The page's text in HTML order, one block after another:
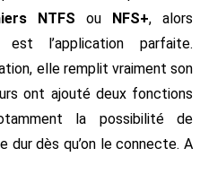
NTFS ou NFS+, alors
est l’application parfaite.
elle remplit vraiment son
ont ajouté deux fonctions
la possibilité de
dur dès qu’on le connecte. A